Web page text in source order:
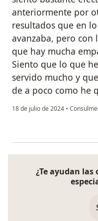
anteriormente por
resultados que en
avanzaba, pero con
que hay mucha
Siento que lo que
servido mucho y
de a poco como he
18 de julio de 2024 •
¿Te ayudan